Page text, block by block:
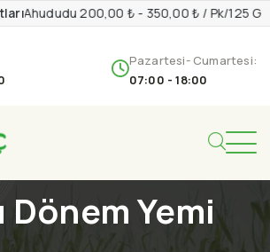
Ahududu 200,00 ₺ - 350,00 ₺ / Pk/125 G
Pazartesi- Cumartesi:
07:00 - 18:00
Dönem Yemi